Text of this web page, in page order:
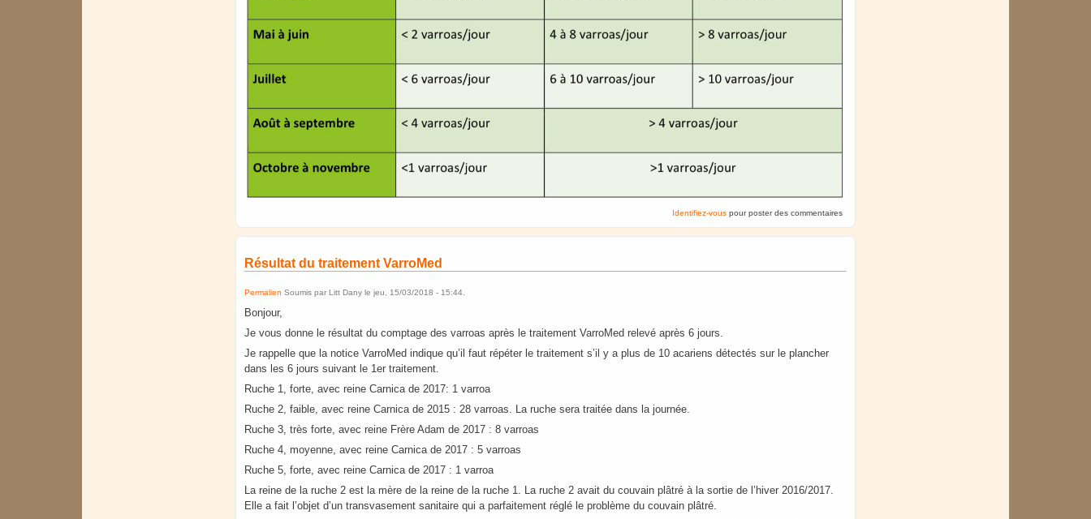
Identifiez-vouspour poster des commentaires
Résultat du traitement VarroMed
Permalien Soumis parLitt Dany lejeu, 15/03/2018 - 15:44
Bonjour,
Je vous donne le résultat du comptage des varroas après le traitement VarroMed relevé après 6 jours.
Je rappelle que la notice VarroMed indique qu’il faut répéter le traitement s’il y a plus de 10 acariens détectés sur le plancher
dans les 6 jours suivant le 1er traitement.
Ruche 1, forte, avec reine Carnica de 2017: 1 varroa
Ruche 2, faible, avec reine Carnica de 2015 : 28 varroas. La ruche sera traitée dans la journée.
Ruche 3, très forte, avec reine Frère Adam de 2017 : 8 varroas
Ruche 4, moyenne, avec reine Carnica de 2017 : 5 varroas
Ruche 5, forte, avec reine Carnica de 2017 : 1 varroa
La reine de la ruche 2 est la mère de la reine de la ruche 1. La ruche 2 avait du couvain plâtré à la sortie de l’hiver 2016/2017.
Elle a fait l’objet d’un transvasement sanitaire qui a parfaitement réglé le problème du couvain plâtré.